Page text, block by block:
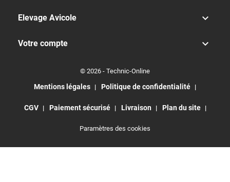
Elevage Avicole 
Votre compte 
© 2026 - Technic-Online
Mentions légales Politique de confidentialité
CGV Paiement sécurisé Livraison Plan du site
Paramètres des cookies